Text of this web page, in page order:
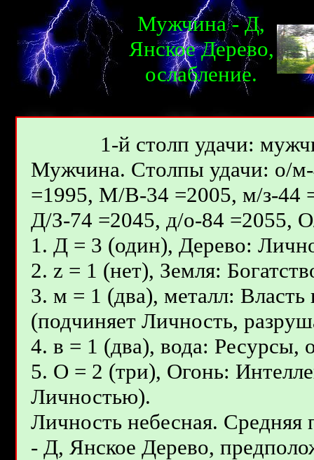
Мужчина - Д,
Янcкое Дерево,
ослабление.
1-й столп удачи:
Мужчина. Столпы удачи: о/м-
=1995, М/В-34 =2005, м/з-44
Д/З-74 =2045, д/о-84 =2055,
1. Д = 3 (один), Дерево:
2. z = 1 (нет), Земля:
3. м = 1 (два), металл:
(подчиняет Личность,
4. в = 1 (два), вода: Ресурсы,
5. О = 2 (три), Огонь:
Личностью).
Личность небесная.
- Д, Янcкое Дерево,